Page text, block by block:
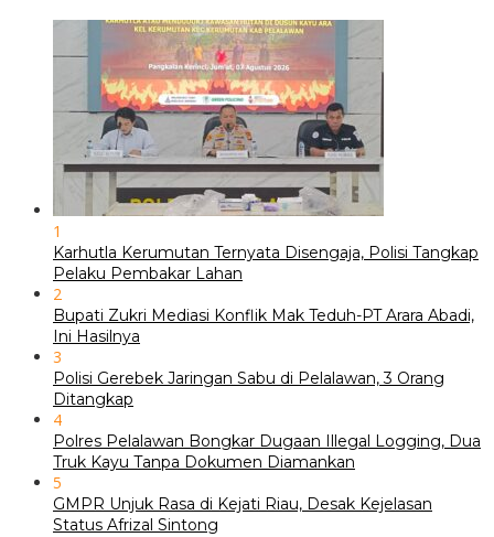
1
Karhutla Kerumutan Ternyata Disengaja, Polisi Tangkap
Pelaku Pembakar Lahan
2
Bupati Zukri Mediasi Konflik Mak Teduh-PT Arara Abadi,
Ini Hasilnya
3
Polisi Gerebek Jaringan Sabu di Pelalawan, 3 Orang
Ditangkap
4
Polres Pelalawan Bongkar Dugaan Illegal Logging, Dua
Truk Kayu Tanpa Dokumen Diamankan
5
GMPR Unjuk Rasa di Kejati Riau, Desak Kejelasan
Status Afrizal Sintong